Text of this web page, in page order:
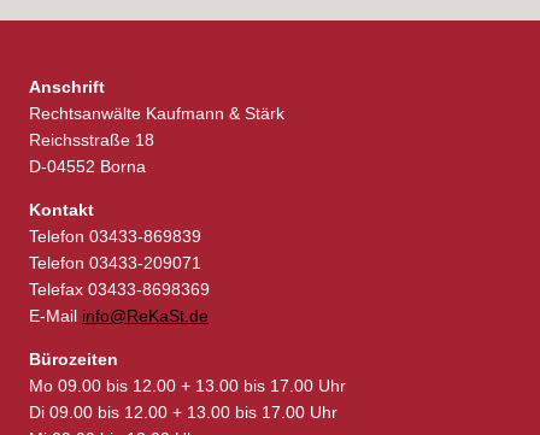
Anschrift
Rechtsanwälte Kaufmann & Stärk
Reichsstraße 18
D-04552 Borna
Kontakt
Telefon 03433-869839
Telefon 03433-209071
Telefax 03433-8698369
E-Mail info@ReKaSt.de
Bürozeiten
Mo 09.00 bis 12.00 + 13.00 bis 17.00 Uhr
Di 09.00 bis 12.00 + 13.00 bis 17.00 Uhr